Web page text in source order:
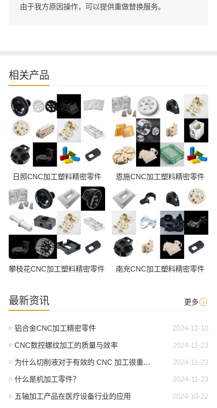
由于我方原因操作，可以提供重做替换服务。
相关产品
日照CNC加工塑料精密零件 恩施CNC加工塑料精密零件
攀枝花CNC加工塑料精密零件 南充CNC加工塑料精密零件
最新资讯 更多
2024-12-10
铝合金CNC加工精密零件
2024-11-23
CNC数控螺纹加工的质量与效率
2024-11-23
为什么切削液对于有效的 CNC 加工很重要？
2024-11-23
什么是机加工零件？
2024-10-22
五轴加工产品在医疗设备行业的应用